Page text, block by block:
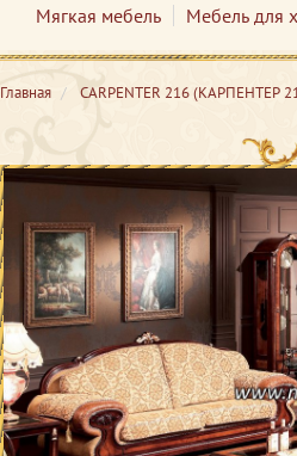
Мягкая мебель Мебель для
Главная CARPENTER 216 (КАРПЕНТЕР